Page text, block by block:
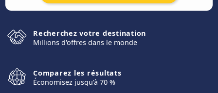
Recherchez votre destination
Millions d'offres dans le monde
Comparez les résultats
Économisez jusqu'à 70 %